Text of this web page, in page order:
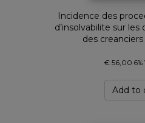
Incidence des
d’insolvabilite sur les
des
€ 56,00 6%
Add to